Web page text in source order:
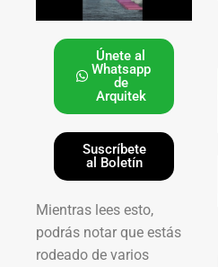
Únete al
Whatsapp
de
Arquitek
Suscríbete
al Boletín
Mientras lees esto,
podrás notar que estás
rodeado de varios